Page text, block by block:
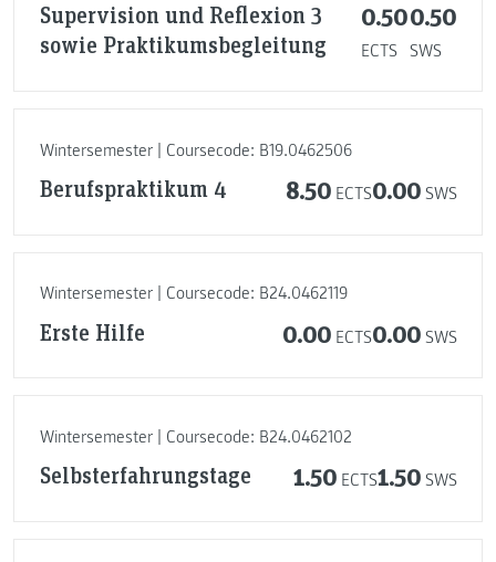
Supervision und Reflexion 3
sowie Praktikumsbegleitung
0.50
ECTS
0.50
SWS
Wintersemester | Coursecode: B19.0462506
Berufspraktikum 4 8.50 ECTS0.00 SWS
Wintersemester | Coursecode: B24.0462119
Erste Hilfe 0.00 ECTS0.00 SWS
Wintersemester | Coursecode: B24.0462102
Selbsterfahrungstage 1.50 ECTS1.50 SWS